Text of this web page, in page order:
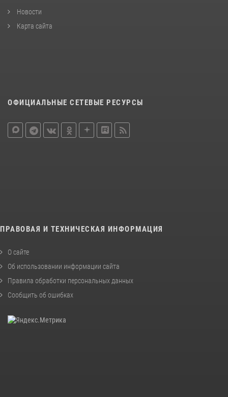
Новости
Карта сайта
ОФИЦИАЛЬНЫЕ СЕТЕВЫЕ РЕСУРСЫ
ПРАВОВАЯ И ТЕХНИЧЕСКАЯ ИНФОРМАЦИЯ
О сайте
Об использовании информации сайта
Правила обработки персональных данных
Сообщить об ошибках